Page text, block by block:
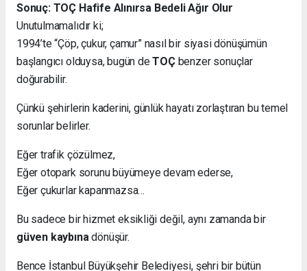
Sonuç: TOÇ Hafife Alınırsa Bedeli Ağır Olur
Unutulmamalıdır ki;
1994’te “Çöp, çukur, çamur” nasıl bir siyasi dönüşümün
başlangıcı olduysa, bugün deTOÇbenzer sonuçlar
doğurabilir.
Çünkü şehirlerin kaderini, günlük hayatı zorlaştıran bu temel
sorunlar belirler.
Eğer trafik çözülmez,
Eğer otopark sorunu büyümeye devam ederse,
Eğer çukurlar kapanmazsa…
Bu sadece bir hizmet eksikliği değil, aynı zamanda bir
güven kaybınadönüşür.
Bence İstanbul Büyükşehir Belediyesi, şehri bir bütün